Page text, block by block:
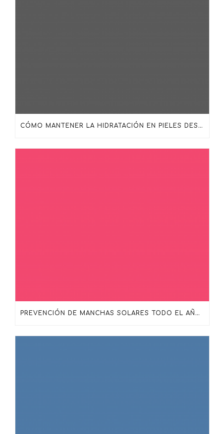
CÓMO MANTENER LA HIDRATACIÓN EN PIELES DESHIDRATADAS, MADURAS O SENSIBILIZADAS
PREVENCIÓN DE MANCHAS SOLARES TODO EL AÑO: MÁS ALLÁ DEL PROTECTOR SOLAR